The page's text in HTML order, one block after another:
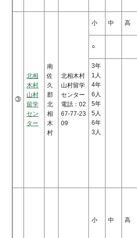
③
北相
木村
山村
留学
セン
ター
南
佐
久
郡
北
相
木
村
北相木村
山村留学
センター
電話：02
67-77-23
09
小 中 高
○
3年
1人
4年
6人
5年
5人
6年
3人
小 中 高